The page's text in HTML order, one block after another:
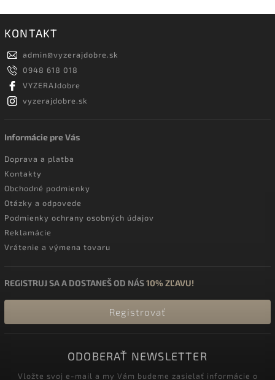
KONTAKT
admin@vyzerajdobre.sk
0948 618 018
VYZERAJdobre
vyzerajdobre.sk
Informácie pre Vás
Doprava a platba
Kontakty
Obchodné podmienky
Otázky a odpovede
Podmienky ochrany osobných údajov
Reklamácie
Vrátenie a výmena tovaru
REGISTRUJ SA A DOSTANEŠ OD NÁS10% ZĽAVU!
Registrovať
ODOBERAŤ NEWSLETTER
Vložte svoj e-mail a my Vám budeme zasielať informácie o